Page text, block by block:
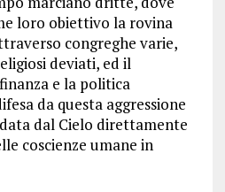
loro obiettivo la rovina
congreghe varie,
deviati, ed il
e la politica
da questa aggressione
dal Cielo direttamente
coscienze umane in